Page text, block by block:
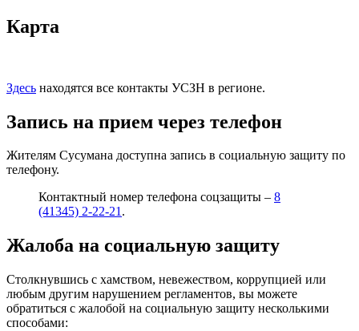
Карта
Здесь находятся все контакты УСЗН в регионе.
Запись на прием через телефон
Жителям Сусумана доступна запись в социальную защиту по
телефону.
Контактный номер телефона соцзащиты – 8
(41345) 2-22-21.
Жалоба на социальную защиту
Столкнувшись с хамством, невежеством, коррупцией или
любым другим нарушением регламентов, вы можете
обратиться с жалобой на социальную защиту несколькими
способами: